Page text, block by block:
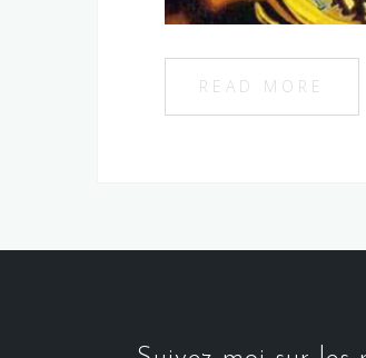
READ MORE